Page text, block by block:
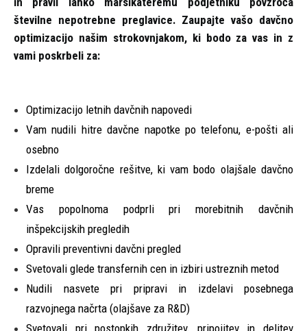
številne nepotrebne preglavice. Zaupajte vašo davčno
optimizacijo našim strokovnjakom, ki bodo za vas in z
vami poskrbeli za:
Optimizacijo letnih davčnih napovedi
Vam nudili hitre davčne napotke po telefonu, e-pošti ali
osebno
Izdelali dolgoročne rešitve, ki vam bodo olajšale davčno
breme
Vas popolnoma podprli pri morebitnih davčnih
inšpekcijskih pregledih
Opravili preventivni davčni pregled
Svetovali glede transfernih cen in izbiri ustreznih metod
Nudili nasvete pri pripravi in izdelavi posebnega
razvojnega načrta (olajšave za R&D)